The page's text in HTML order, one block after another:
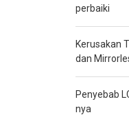
perbaiki
Kerusakan
dan
Penyebab
nya